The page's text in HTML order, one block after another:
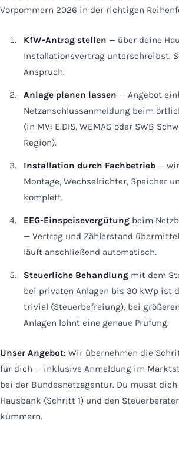
Vorpommern 2026 in der richtigen
KfW-Antrag stellen — über deine
Installationsvertrag unterschreibst.
Anspruch.
Anlage planen lassen — Angebot
Netzanschlussanmeldung beim
(in MV: E.DIS, WEMAG oder SWB
Region).
Installation durch Fachbetrieb —
Montage, Wechselrichter, Speicher
komplett.
EEG-Einspeisevergütung beim
— Vertrag und Zählerstand
läuft anschließend automatisch.
Steuerliche Behandlung mit dem
bei privaten Anlagen bis 30 kWp ist
trivial (Steuerbefreiung), bei
Anlagen lohnt eine genaue Prüfung.
Unser Angebot: Wir übernehmen die
für dich — inklusive Anmeldung im
bei der Bundesnetzagentur. Du musst
Hausbank (Schritt 1) und den
kümmern.